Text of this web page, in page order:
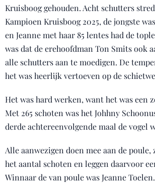
Kruisboog gehouden. Acht schutters
Kampioen Kruisboog 2025, de jongste
en Jeanne met haar 85 lentes had de
was dat de erehoofdman Ton Smits ook
alle schutters aan te moedigen. De
het was heerlijk vertoeven op de
Het was hard werken, want het was een
Met 265 schoten was het Johhny
derde achtereenvolgende maal de vogel
Alle aanwezigen doen mee aan de
het aantal schoten en leggen daarvoor
Winnaar de van poule was Jeanne